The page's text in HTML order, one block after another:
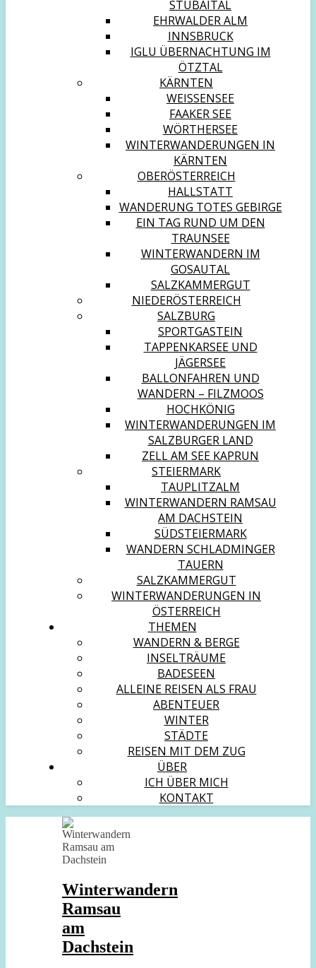
STUBAITAL
EHRWALDER ALM
INNSBRUCK
IGLU ÜBERNACHTUNG IM
ÖTZTAL
KÄRNTEN
WEISSENSEE
FAAKER SEE
WÖRTHERSEE
WINTERWANDERUNGEN IN
KÄRNTEN
OBERÖSTERREICH
HALLSTATT
WANDERUNG TOTES GEBIRGE
EIN TAG RUND UM DEN
TRAUNSEE
WINTERWANDERN IM
GOSAUTAL
SALZKAMMERGUT
NIEDERÖSTERREICH
SALZBURG
SPORTGASTEIN
TAPPENKARSEE UND
JÄGERSEE
BALLONFAHREN UND
WANDERN – FILZMOOS
HOCHKÖNIG
WINTERWANDERUNGEN IM
SALZBURGER LAND
ZELL AM SEE KAPRUN
STEIERMARK
TAUPLITZALM
WINTERWANDERN RAMSAU
AM DACHSTEIN
SÜDSTEIERMARK
WANDERN SCHLADMINGER
TAUERN
SALZKAMMERGUT
WINTERWANDERUNGEN IN
ÖSTERREICH
THEMEN
WANDERN & BERGE
INSELTRÄUME
BADESEEN
ALLEINE REISEN ALS FRAU
ABENTEUER
WINTER
STÄDTE
REISEN MIT DEM ZUG
ÜBER
ICH ÜBER MICH
KONTAKT
Winterwandern
Ramsau
am
Dachstein